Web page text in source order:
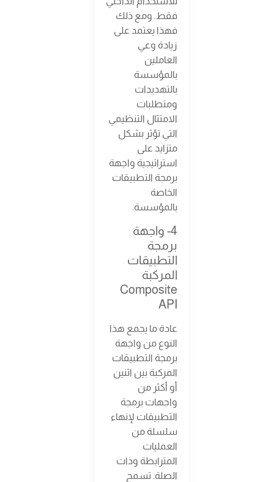
فقط. ومع ذلك
فهذا يعتمد على
زيادة وعي
العاملين
بالمؤسسة
بالتهديدات
ومتطلبات
الامتثال التنظيمي
التي تؤثر بشكل
متزايد على
استراتيجية واجهة
برمجة التطبيقات
الخاصة
بالمؤسسة.
4- واجهة
برمجة
التطبيقات
المركبة
Composite
API
عادة ما يجمع هذا
النوع من واجهة
برمجة التطبيقات
المركبة بين اثنين
أو أكثر من
واجهات برمجة
التطبيقات لإنهاء
سلسلة من
العمليات
المترابطة وذات
الصلة. تسمح